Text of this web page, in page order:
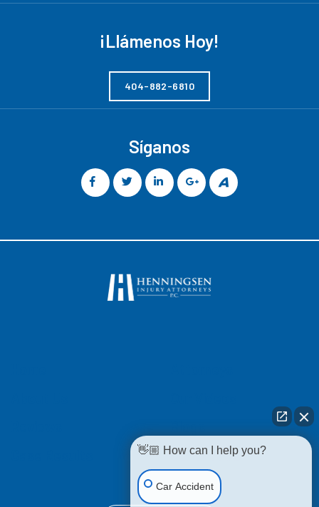
¡Llámenos Hoy!
404-882-6810
Síganos
Contact Us
👋🏼 How can I help you?
Car Accident